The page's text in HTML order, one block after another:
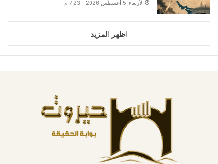
الأربعاء, 5 أغسطس 2026 - 7:23 م
اظهر المزيد